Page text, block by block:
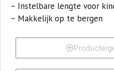
– Instelbare lengte voor
– Makkelijk op te bergen